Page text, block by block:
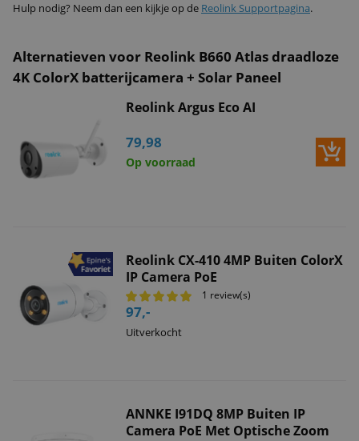
Hulp nodig? Neem dan een kijkje op de Reolink Supportpagina.
Alternatieven voor Reolink B660 Atlas draadloze
4K ColorX batterijcamera + Solar Paneel
Reolink Argus Eco AI
79,98
Op voorraad
Reolink CX-410 4MP Buiten ColorX
IP Camera PoE
1 review(s)
97,-
Uitverkocht
ANNKE I91DQ 8MP Buiten IP
Camera PoE Met Optische Zoom